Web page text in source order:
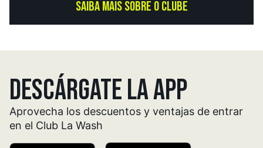
SAIBA MAIS SOBRE O CLUBE
DESCÁRGATE LA APP
Aprovecha los descuentos y ventajas de entrar
en el Club La Wash